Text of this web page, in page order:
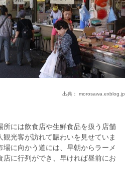
出典： morosawa.exblog.jp
には飲食店や生鮮食品を扱う店舗
光客が訪れて賑わいを見せていま
に向かう道には、早朝からラーメ
店に行列ができ、早ければ昼前にお